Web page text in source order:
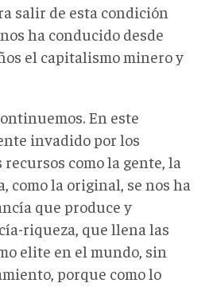
salir de esta condición
ha conducido desde
el capitalismo minero y
En este
invadido por los
como la gente, la
como la original, se nos ha
que produce y
riqueza, que llena las
elite en el mundo, sin
porque como lo